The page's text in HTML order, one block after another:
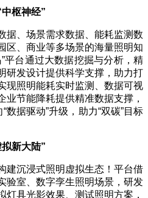
中枢神经”
据、场景需求数据、能耗监测数
区、商业等多场景的海量照明知
平台通过大数据挖掘与分析，精
研发设计提供科学支撑，助力打
现照明能耗实时监测、数据可视
业节能降耗提供精准数据支撑，
数据驱动”升级，助力“双碳”目标
拟新大陆”
建沉浸式照明虚拟生态！平台借
验室、数字孪生照明场景，研发
灯具光影效果、测试照明方案，